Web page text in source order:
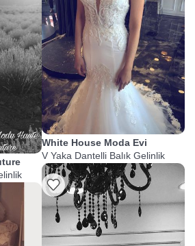
White House Moda Evi
V Yaka Dantelli Balık Gelinlik